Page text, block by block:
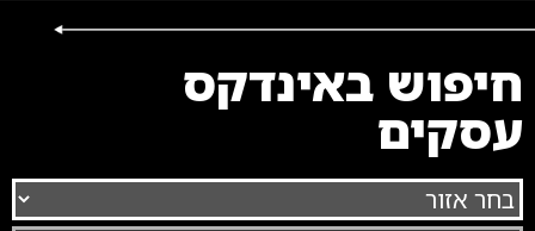
חיפוש באינדקס
עסקים